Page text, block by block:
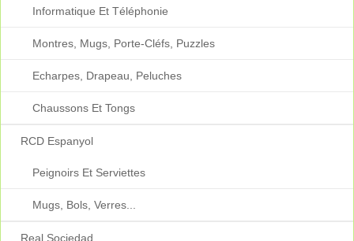
Informatique Et Téléphonie
Montres, Mugs, Porte-Cléfs, Puzzles
Echarpes, Drapeau, Peluches
Chaussons Et Tongs
RCD Espanyol
Peignoirs Et Serviettes
Mugs, Bols, Verres...
Real Sociedad